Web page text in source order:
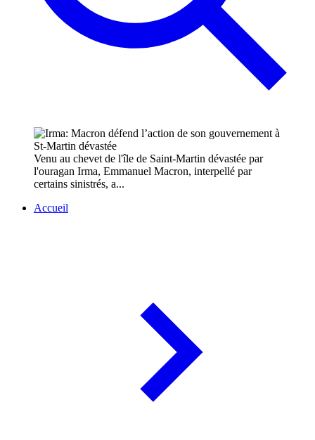
Venu au chevet de l'île de Saint-Martin dévastée par
l'ouragan Irma, Emmanuel Macron, interpellé par
certains sinistrés, a...
Accueil